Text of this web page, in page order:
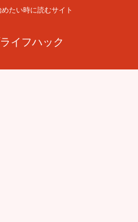
たい時に読むサイト
イフハック